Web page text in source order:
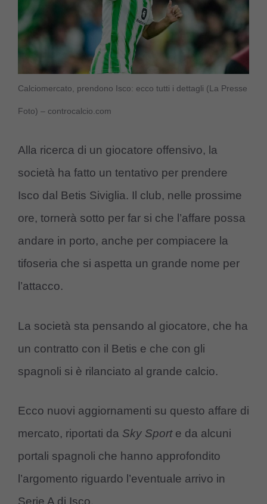
Calciomercato, prendono Isco: ecco tutti i dettagli (La Presse
Foto) – controcalcio.com
Alla ricerca di un giocatore offensivo, la
società ha fatto un tentativo per prendere
Isco dal Betis Siviglia. Il club, nelle prossime
ore, tornerà sotto per far si che l’affare possa
andare in porto, anche per compiacere la
tifoseria che si aspetta un grande nome per
l’attacco.
La società sta pensando al giocatore, che ha
un contratto con il Betis e che con gli
spagnoli si è rilanciato al grande calcio.
Ecco nuovi aggiornamenti su questo affare di
mercato, riportati da Sky Sporte da alcuni
portali spagnoli che hanno approfondito
l’argomento riguardo l’eventuale arrivo in
Serie A di Isco.